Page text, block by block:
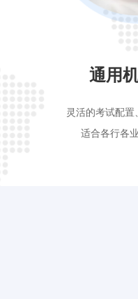
通用
灵活的考试配
适合各行各